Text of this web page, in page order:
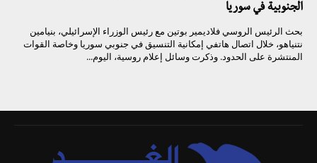
الجنوبية في سوريا
بحث الرئيس الروسي فلاديمير بوتين مع رئيس الوزراء الإسرائيلي، بنيامين
نتنياهو، خلال اتصال هاتفي إمكانية التنسيق في جنوبي سوريا وخاصة القوات
المنتشرة على الحدود. وذكرت وسائل إعلام روسية، اليوم...